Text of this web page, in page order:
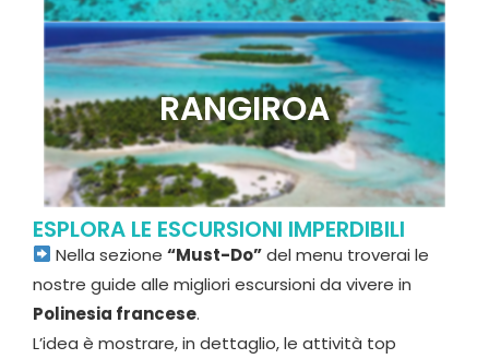
RANGIROA
ESPLORA LE ESCURSIONI IMPERDIBILI
Nella sezione“Must-Do”del menu troverai le
nostre guide alle migliori escursioni da vivere in
Polinesia francese.
L’idea è mostrare, in dettaglio, le attività top